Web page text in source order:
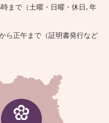
まで（土曜・日曜・休日､年
ら正午まで（証明書発行など